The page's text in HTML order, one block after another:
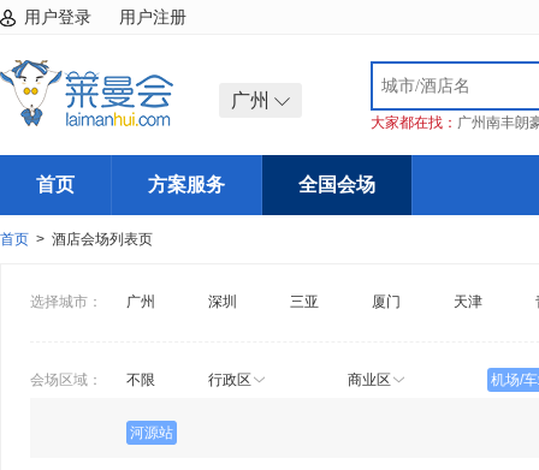
用户登录 用户注册
广州
大家都在找： 广州南丰朗
首页 方案服务 全国会场
首页 > 酒店会场列表页
选择城市： 广州 深圳 三亚 厦门 天津
会场区域： 不限 行政区 商业区 机场/
河源站